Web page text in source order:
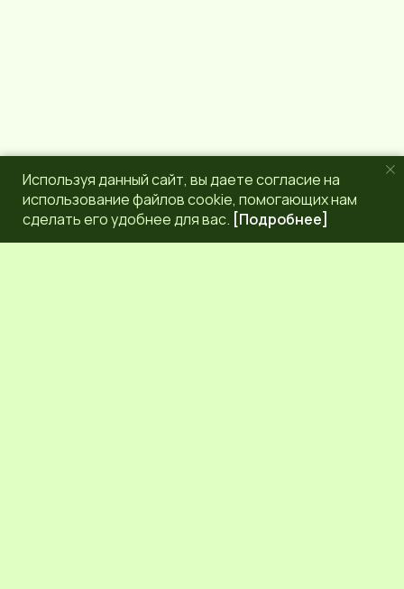
Используя данный сайт, вы даете согласие на
использование файлов cookie, помогающих нам
сделать его удобнее для вас. [Подробнее]